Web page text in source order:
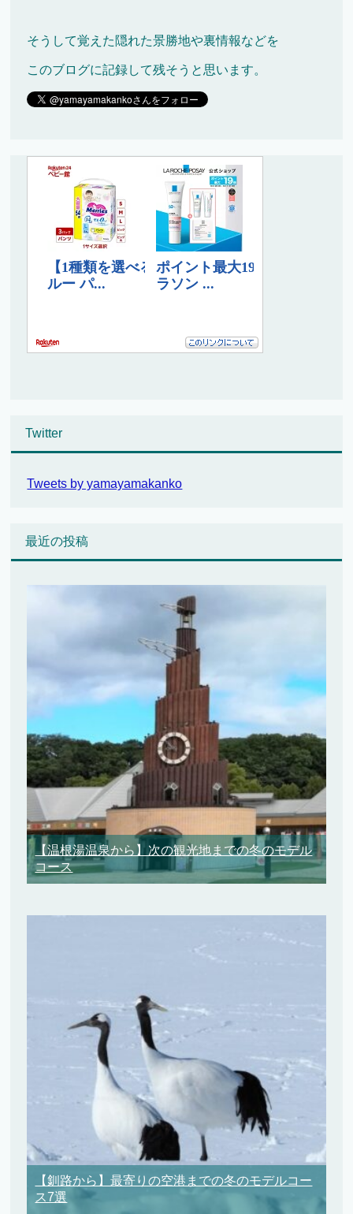
そうして覚えた隠れた景勝地や裏情報などを
このブログに記録して残そうと思います。
Twitter
Tweets by yamayamakanko
最近の投稿
【温根湯温泉から】次の観光地までの冬のモデル
コース
【釧路から】最寄りの空港までの冬のモデルコー
ス7選